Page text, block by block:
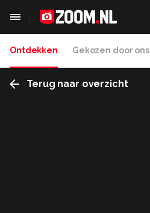
Ontdekken Gekozen door ons
Terug naar overzicht